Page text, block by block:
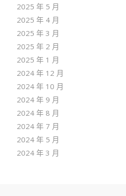
2025 年 5 月
2025 年 4 月
2025 年 3 月
2025 年 2 月
2025 年 1 月
2024 年 12 月
2024 年 10 月
2024 年 9 月
2024 年 8 月
2024 年 7 月
2024 年 5 月
2024 年 3 月